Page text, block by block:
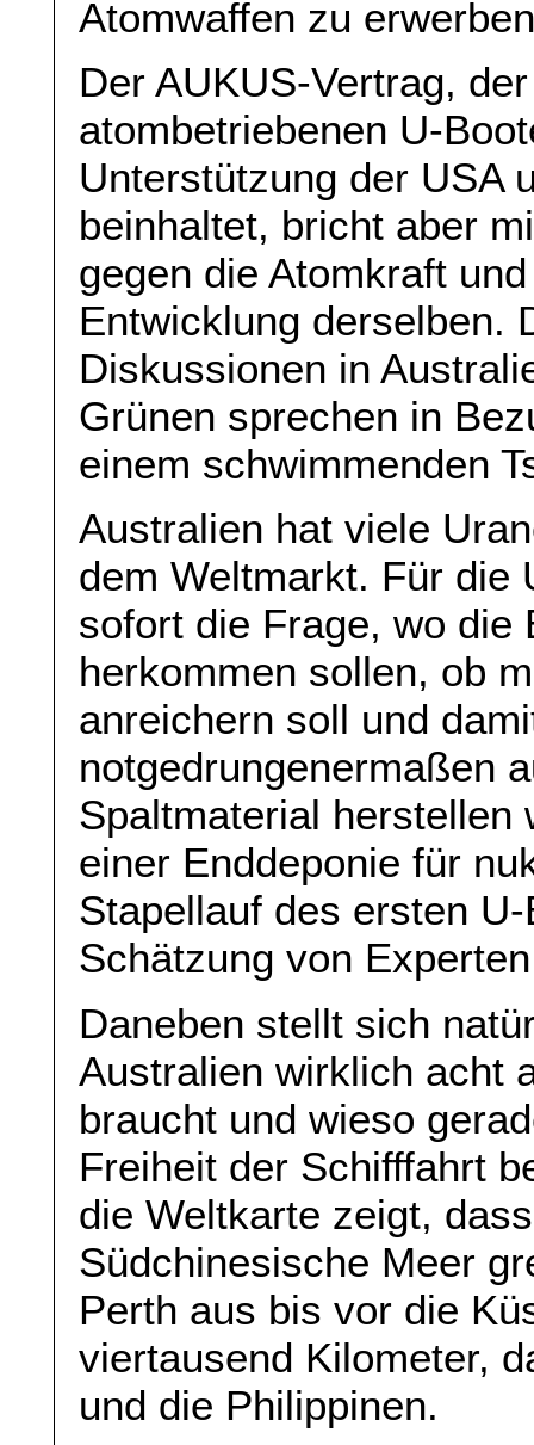
Atomwaffen zu
Der AUKUS-Vertrag,
atombetriebenen U-
Unterstützung der USA
beinhaltet, bricht aber
gegen die Atomkraft
Entwicklung derselben.
Diskussionen in
Grünen sprechen in
einem schwimmenden
Australien hat viele
dem Weltmarkt. Für die
sofort die Frage, wo die
herkommen sollen, ob
anreichern soll und
notgedrungenermaßen
Spaltmaterial herstellen
einer Enddeponie für
Stapellauf des ersten
Schätzung von
Daneben stellt sich
Australien wirklich acht
braucht und wieso
Freiheit der Schifffahrt
die Weltkarte zeigt,
Südchinesische Meer
Perth aus bis vor die
viertausend Kilometer,
und die Philippinen.